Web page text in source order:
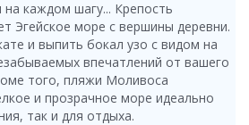
каждом шагу... Крепость
Эгейское море с вершины деревни.
и выпить бокал узо с видом на
впечатлений от вашего
того, пляжи Моливоса
и прозрачное море идеально
так и для отдыха.